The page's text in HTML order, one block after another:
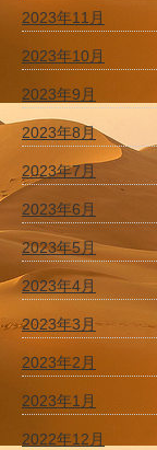
2023年11月
2023年10月
2023年9月
2023年8月
2023年7月
2023年6月
2023年5月
2023年4月
2023年3月
2023年2月
2023年1月
2022年12月